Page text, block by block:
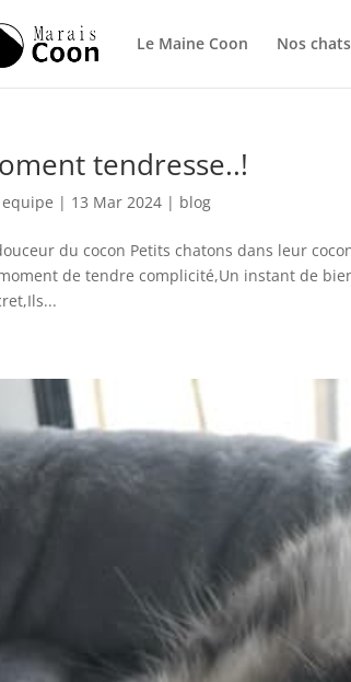
Le Maine Coon Nos chats
tendresse..!
equipe | 13 Mar 2024 | blog
du cocon Petits chatons dans leur
de tendre complicité,Un instant de